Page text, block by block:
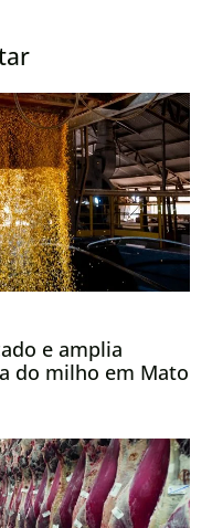
e amplia
do milho em Mato